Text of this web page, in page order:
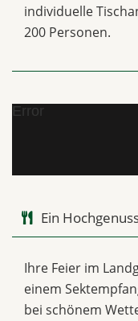
individuelle
200 Personen.
Error
Ein
Ihre Feier im
einem
bei schönem